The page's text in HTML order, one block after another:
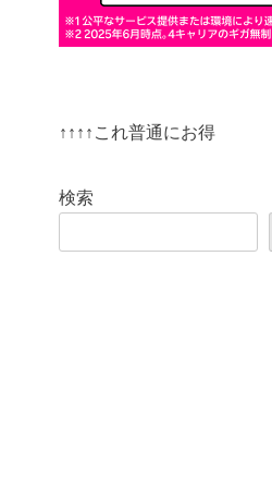
↑↑↑↑これ普通にお得
検索